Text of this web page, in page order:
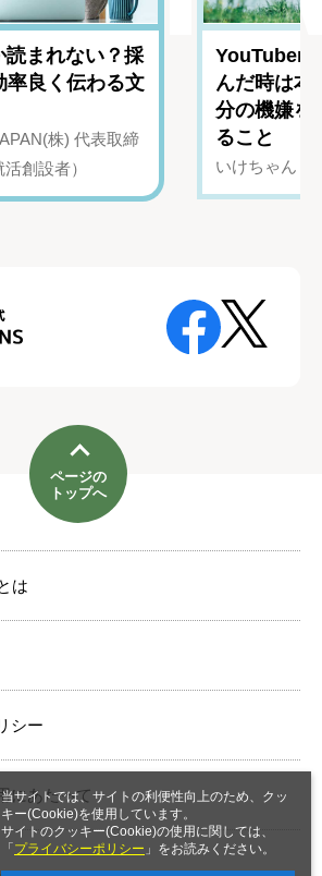
当サイトでは、サイトの利便性向上のため、クッ
キー(Cookie)を使用しています。
サイトのクッキー(Cookie)の使用に関しては、
「 プライバシーポリシー 」をお読みください。
読まれない？採
率良く伝わる文
株) 代表取締
創設者）
YouTuber
んだ時は
分の機嫌を
ること
いけちゃん（
ページの
トップへ
は
シー
にあたって